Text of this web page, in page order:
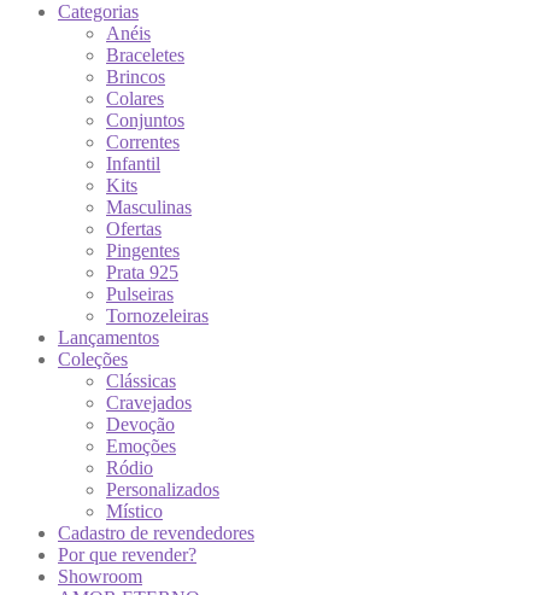
Categorias
Anéis
Braceletes
Brincos
Colares
Conjuntos
Correntes
Infantil
Kits
Masculinas
Ofertas
Pingentes
Prata 925
Pulseiras
Tornozeleiras
Lançamentos
Coleções
Clássicas
Cravejados
Devoção
Emoções
Ródio
Personalizados
Místico
Cadastro de revendedores
Por que revender?
Showroom